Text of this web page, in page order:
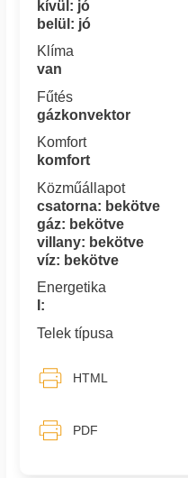
kívül: jó
belül: jó
Klíma
van
Fűtés
gázkonvektor
Komfort
komfort
Közműállapot
csatorna: bekötve
gáz: bekötve
villany: bekötve
víz: bekötve
Energetika
I:
Telek típusa
HTML
PDF